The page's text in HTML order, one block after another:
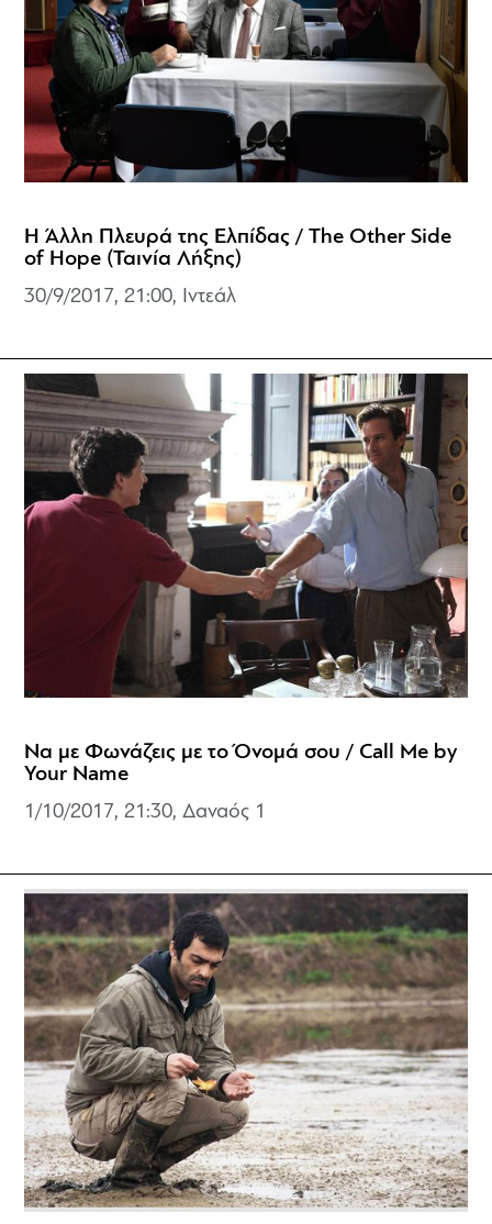
Η Άλλη Πλευρά της Ελπίδας / The Other Side
of Hope (Ταινία Λήξης)
30/9/2017, 21:00, Ιντεάλ
Να με Φωνάζεις με το Όνομά σου / Call Me by
Your Name
1/10/2017, 21:30, Δαναός 1